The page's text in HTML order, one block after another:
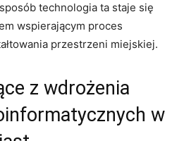
technologia ta staje się
wspierającym proces
przestrzeni miejskiej.
z wdrożenia
w⁤